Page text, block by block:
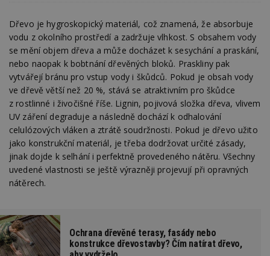
Dřevo je hygroskopický materiál, což znamená, že absorbuje
vodu z okolního prostředí a zadržuje vlhkost. S obsahem vody
se mění objem dřeva a může docházet k sesychání a praskání,
nebo naopak k bobtnání dřevěných bloků. Praskliny pak
vytvářejí bránu pro vstup vody i škůdců. Pokud je obsah vody
ve dřevě větší než 20 %, stává se atraktivním pro škůdce
z rostlinné i živočišné říše. Lignin, pojivová složka dřeva, vlivem
UV záření degraduje a následně dochází k odhalování
celulózových vláken a ztrátě soudržnosti. Pokud je dřevo užito
jako konstrukční materiál, je třeba dodržovat určité zásady,
jinak dojde k selhání i perfektně provedeného nátěru. Všechny
uvedené vlastnosti se ještě výrazněji projevují při opravných
nátěrech.
Ochrana dřevěné terasy, fasády nebo
konstrukce dřevostavby? Čím natírat dřevo,